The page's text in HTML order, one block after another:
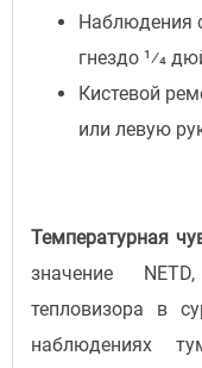
Наблюдения
гнездо 1⁄4
Кистевой
или левую
Температурная
значение
тепловизора в
наблюдениях